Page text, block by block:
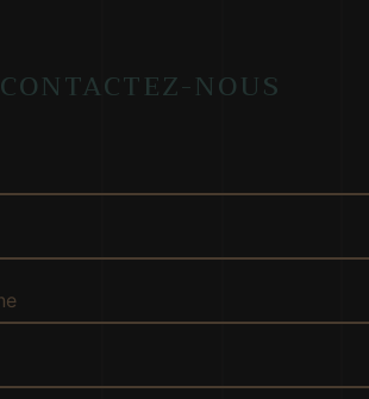
CONTACTEZ-NOUS